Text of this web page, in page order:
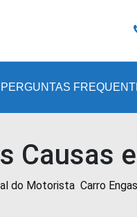
PERGUNTAS
Causas
do Motorista Carro